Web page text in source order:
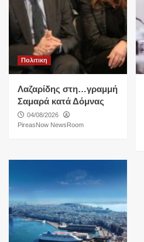
Πολιτικη
Λαζαρίδης στη…γραμμή
Σαμαρά κατά Δόμνας
04/08/2026
PireasNow NewsRoom